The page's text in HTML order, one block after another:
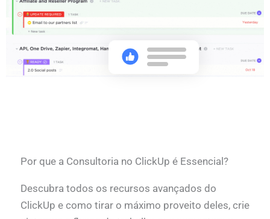
Por que a Consultoria no ClickUp é Essencial?
Descubra todos os recursos avançados do
ClickUp e como tirar o máximo proveito deles, crie